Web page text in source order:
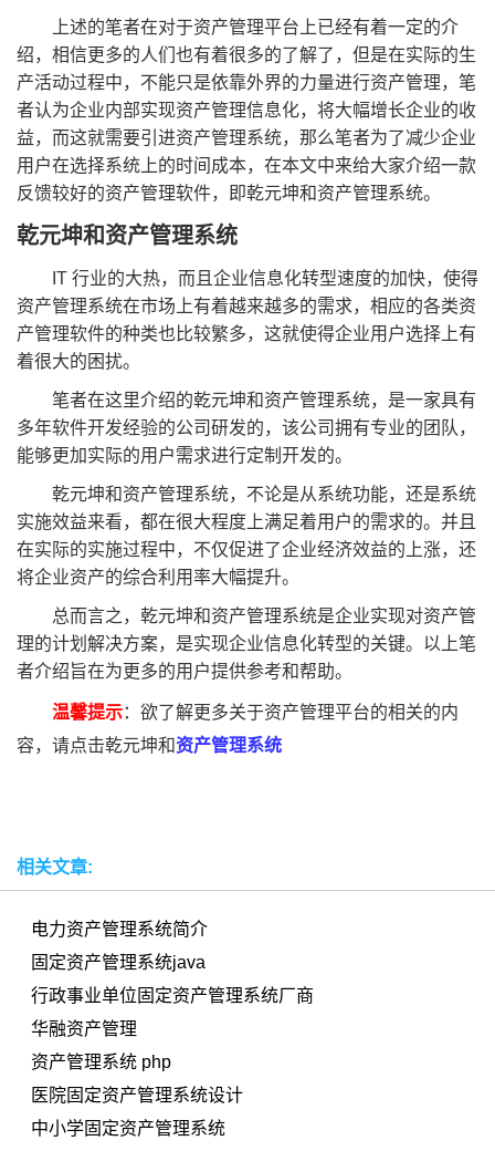
上述的笔者在对于资产管理平台上已经有着一定的介
绍，相信更多的人们也有着很多的了解了，但是在实际的生
产活动过程中，不能只是依靠外界的力量进行资产管理，笔
者认为企业内部实现资产管理信息化，将大幅增长企业的收
益，而这就需要引进资产管理系统，那么笔者为了减少企业
用户在选择系统上的时间成本，在本文中来给大家介绍一款
反馈较好的资产管理软件，即乾元坤和资产管理系统。
乾元坤和资产管理系统
IT 行业的大热，而且企业信息化转型速度的加快，使得
资产管理系统在市场上有着越来越多的需求，相应的各类资
产管理软件的种类也比较繁多，这就使得企业用户选择上有
着很大的困扰。
笔者在这里介绍的乾元坤和资产管理系统，是一家具有
多年软件开发经验的公司研发的，该公司拥有专业的团队，
能够更加实际的用户需求进行定制开发的。
乾元坤和资产管理系统，不论是从系统功能，还是系统
实施效益来看，都在很大程度上满足着用户的需求的。并且
在实际的实施过程中，不仅促进了企业经济效益的上涨，还
将企业资产的综合利用率大幅提升。
总而言之，乾元坤和资产管理系统是企业实现对资产管
理的计划解决方案，是实现企业信息化转型的关键。以上笔
者介绍旨在为更多的用户提供参考和帮助。
温馨提示：欲了解更多关于资产管理平台的相关的内
容，请点击乾元坤和资产管理系统
相关文章:
电力资产管理系统简介
固定资产管理系统java
行政事业单位固定资产管理系统厂商
华融资产管理
资产管理系统 php
医院固定资产管理系统设计
中小学固定资产管理系统